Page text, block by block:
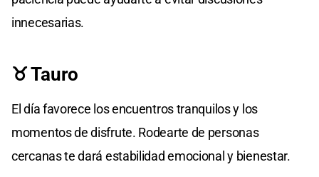
innecesarias.
♉ Tauro
El día favorece los encuentros tranquilos y los
momentos de disfrute. Rodearte de personas
cercanas te dará estabilidad emocional y bienestar.